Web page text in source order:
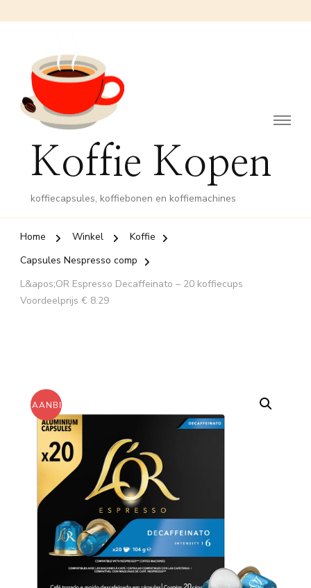
Koffie Kopen
koffiecapsules, koffiebonen en koffiemachines
Home Winkel
Koffie
Capsules Nespresso comp
L&apos;OR Espresso Decaffeinato – 20 koffiecups
Voordeelprijs € 8.29
AANBIEDING!